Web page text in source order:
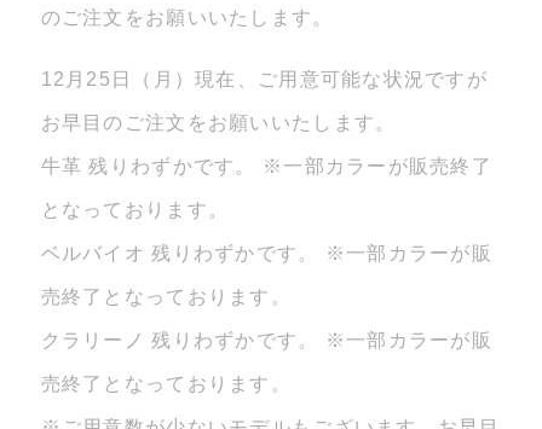
のご注文をお願いいたします。
12月25日（月）現在、ご用意可能な状況ですが
お早目のご注文をお願いいたします。
牛革 残りわずかです。 ※一部カラーが販売終了
となっております。
ベルバイオ 残りわずかです。 ※一部カラーが販
売終了となっております。
クラリーノ 残りわずかです。 ※一部カラーが販
売終了となっております。